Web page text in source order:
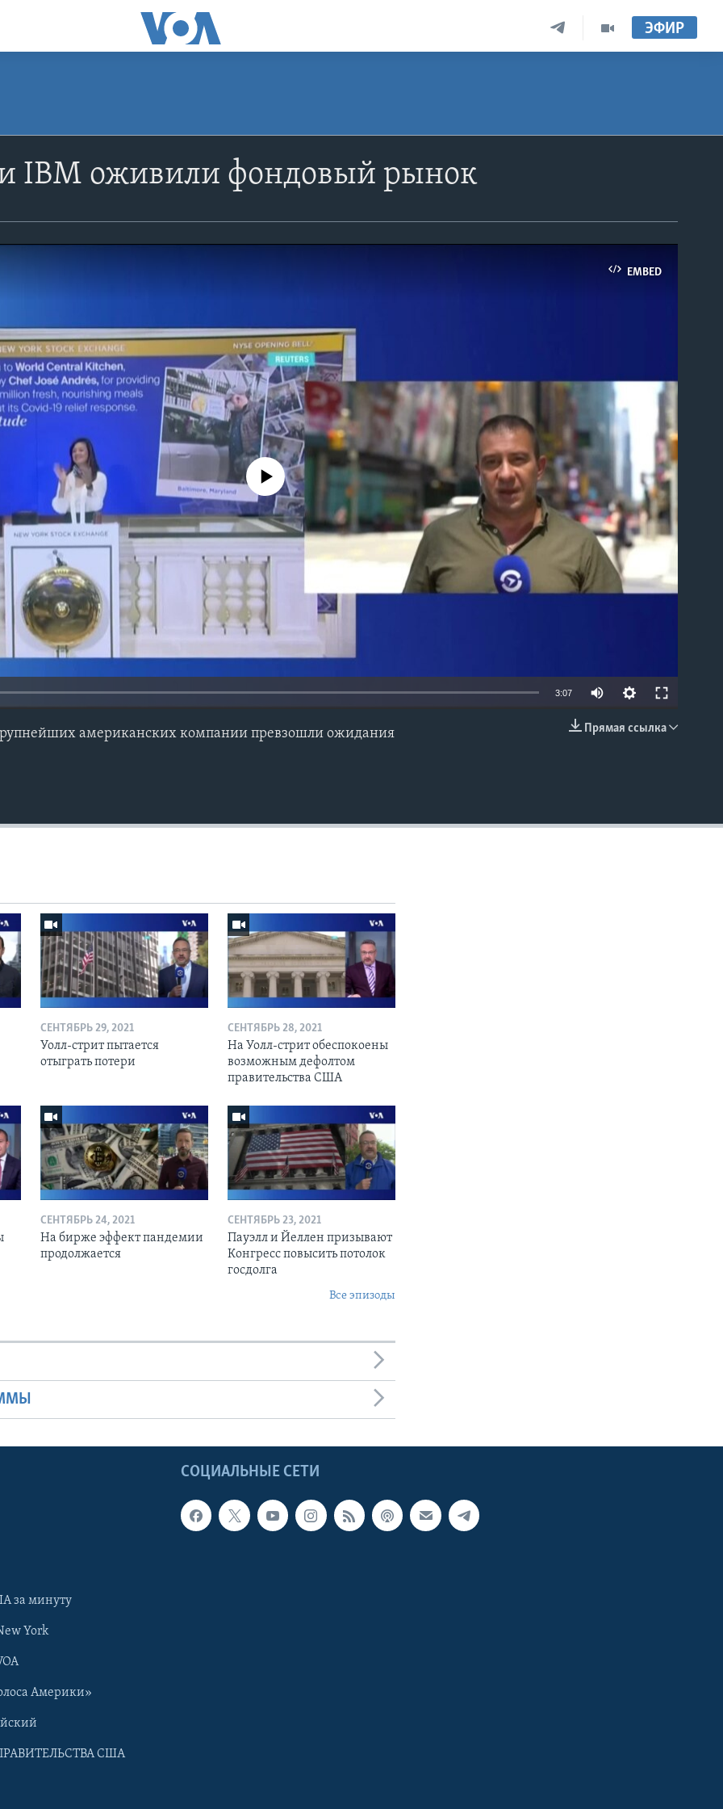
ЭФИР
и IBM оживили фондовый рынок
EMBED
No media source currently available
3:07
Прямая ссылка
американских компании превзошли ожидания
СЕНТЯБРЬ 29, 2021
Уолл-стрит пытается
отыграть потери
СЕНТЯБРЬ 28, 2021
На Уолл-стрит обеспокоены
возможным дефолтом
правительства США
СЕНТЯБРЬ 24, 2021
На бирже эффект пандемии
продолжается
СЕНТЯБРЬ 23, 2021
Пауэлл и Йеллен призывают
Конгресс повысить потолок
госдолга
Все эпизоды
СОЦИАЛЬНЫЕ СЕТИ
за минуту
York
Америки»
США